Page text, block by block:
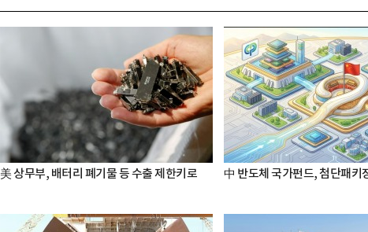
美 상무부, 배터리 폐기물 등 수출 제한키로 中 반도체 국가펀드, 첨단패키